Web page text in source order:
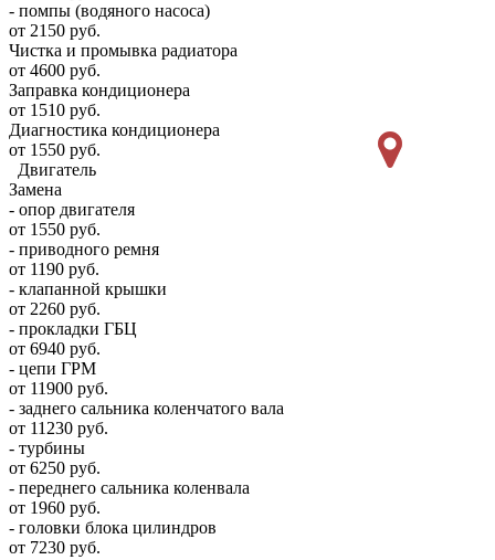
- помпы (водяного насоса)
от 2150 руб.
Чистка и промывка радиатора
от 4600 руб.
Заправка кондиционера
от 1510 руб.
Диагностика кондиционера
от 1550 руб.
Двигатель
Замена
- опор двигателя
от 1550 руб.
- приводного ремня
от 1190 руб.
- клапанной крышки
от 2260 руб.
- прокладки ГБЦ
от 6940 руб.
- цепи ГРМ
от 11900 руб.
- заднего сальника коленчатого вала
от 11230 руб.
- турбины
от 6250 руб.
- переднего сальника коленвала
от 1960 руб.
- головки блока цилиндров
от 7230 руб.